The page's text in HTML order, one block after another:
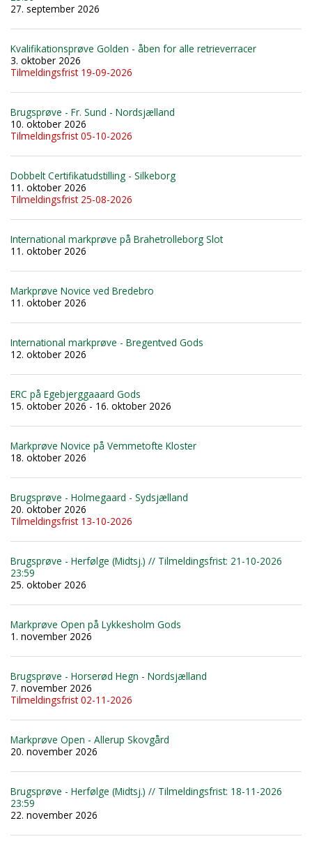
27. september 2026
Kvalifikationsprøve Golden - åben for alle retrieverracer
3. oktober 2026
Tilmeldingsfrist 19-09-2026
Brugsprøve - Fr. Sund - Nordsjælland
10. oktober 2026
Tilmeldingsfrist 05-10-2026
Dobbelt Certifikatudstilling - Silkeborg
11. oktober 2026
Tilmeldingsfrist 25-08-2026
International markprøve på Brahetrolleborg Slot
11. oktober 2026
Markprøve Novice ved Bredebro
11. oktober 2026
International markprøve - Bregentved Gods
12. oktober 2026
ERC på Egebjerggaaard Gods
15. oktober 2026 - 16. oktober 2026
Markprøve Novice på Vemmetofte Kloster
18. oktober 2026
Brugsprøve - Holmegaard - Sydsjælland
20. oktober 2026
Tilmeldingsfrist 13-10-2026
Brugsprøve - Herfølge (Midtsj.) // Tilmeldingsfrist: 21-10-2026
23:59
25. oktober 2026
Markprøve Open på Lykkesholm Gods
1. november 2026
Brugsprøve - Horserød Hegn - Nordsjælland
7. november 2026
Tilmeldingsfrist 02-11-2026
Markprøve Open - Allerup Skovgård
20. november 2026
Brugsprøve - Herfølge (Midtsj.) // Tilmeldingsfrist: 18-11-2026
23:59
22. november 2026